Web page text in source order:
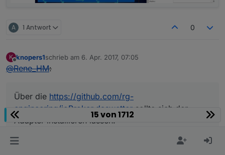
A 1 Antwort 0
K
Offline
knopers1schrieb am 6. Apr. 2017, 07:05
zuletzt editiert von
@Rene_HM:
Über die https://github.com/rg-
engineering/ioBroker.daswetter sollte sich der
Adapter installieren lassen.
Habe es eben nochmals versucht:
15 von 1712